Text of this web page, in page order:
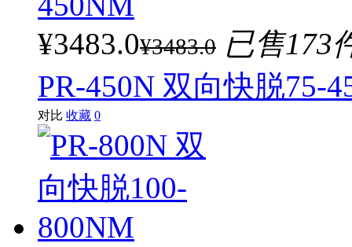
¥3483.0¥3483.0 已售173
PR-450N 双向快脱75-
对比 收藏 0